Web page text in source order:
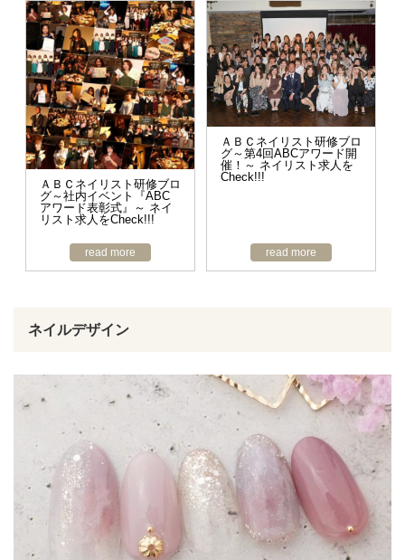
ＡＢＣネイリスト研修ブロ
グ～社内イベント『ABC
アワード表彰式』～ ネイ
リスト求人をCheck!!!
read more
ＡＢＣネイリスト研修ブロ
グ～第4回ABCアワード開
催！～ ネイリスト求人を
Check!!!
read more
ネイルデザイン